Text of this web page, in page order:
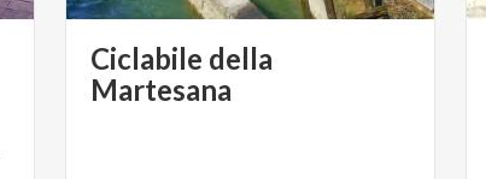
Ciclabile della
Martesana